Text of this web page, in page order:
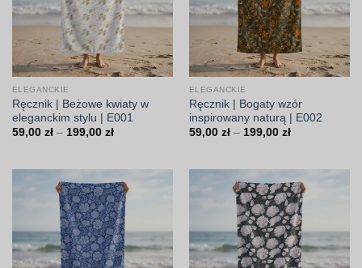
ELEGANCKIE
Ręcznik | Beżowe kwiaty w
eleganckim stylu | E001
59,00 zł – 199,00 złZakres
199,00 zł
ELEGANCKIE
Ręcznik | Bogaty wzór
inspirowany naturą | E002
59,00 zł – 199,00 złZakres
199,00 zł